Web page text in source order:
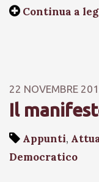
Continua a
22 NOVEMBRE
Il
Appunti,
Democratico